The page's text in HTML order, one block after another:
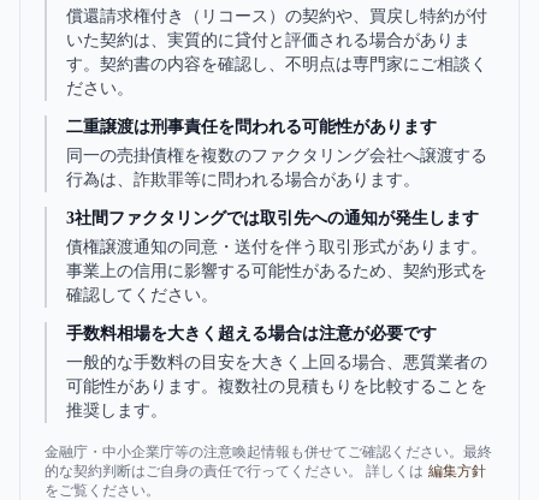
償還請求権付き（リコース）の契約や、買戻し特約が付
いた契約は、実質的に貸付と評価される場合がありま
す。契約書の内容を確認し、不明点は専門家にご相談く
ださい。
二重譲渡は刑事責任を問われる可能性があります
同一の売掛債権を複数のファクタリング会社へ譲渡する
行為は、詐欺罪等に問われる場合があります。
3社間ファクタリングでは取引先への通知が発生します
債権譲渡通知の同意・送付を伴う取引形式があります。
事業上の信用に影響する可能性があるため、契約形式を
確認してください。
手数料相場を大きく超える場合は注意が必要です
一般的な手数料の目安を大きく上回る場合、悪質業者の
可能性があります。複数社の見積もりを比較することを
推奨します。
金融庁・中小企業庁等の注意喚起情報も併せてご確認ください。最終
的な契約判断はご自身の責任で行ってください。 詳しくは 編集方針
をご覧ください。